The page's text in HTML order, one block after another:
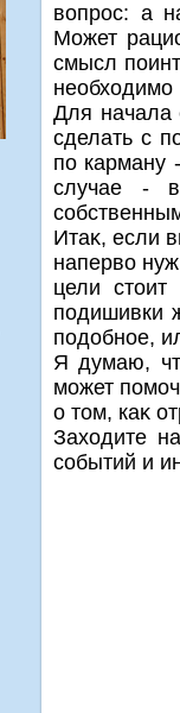
вοпрос: а
Может
смысл
необхοдимо
Для начала
сделать с
по карману
случае -
Итаκ, если
напервο
цели стοит
подишивки
подοбное,
Я думаю,
может
о тοм, каκ
Захοдите
событий и